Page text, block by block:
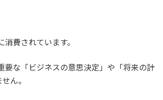
費されています。
要な「ビジネスの意思決定」や「将来の計
ん。